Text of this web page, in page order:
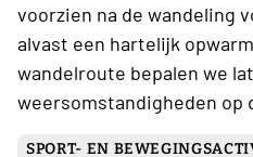
voorzien na de wandeling
alvast een hartelijk
wandelroute bepalen we
weersomstandigheden op
SPORT- EN